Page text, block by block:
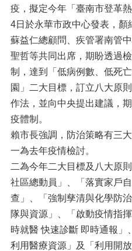
疫，擬定今年「臺南市登革
4日於永華市政中心發表，顏
蘇益仁總顧問、疾管署南管
聖哲等共同出席，期盼透過
制，達到「低病例數、低死
園」二大目標，訂立八大原
作法，並向中央提出建議，
疫體制。
賴市長強調，防治策略有三大
一為去年疫情檢討。
二為今年二大目標及八大原
社區總動員」、「落實家戶
查」、「強制孳清與化學防
隊與資源」、「啟動疫情指
時就醫 快速診斷 即時通報
利用醫療資源」及「利用開